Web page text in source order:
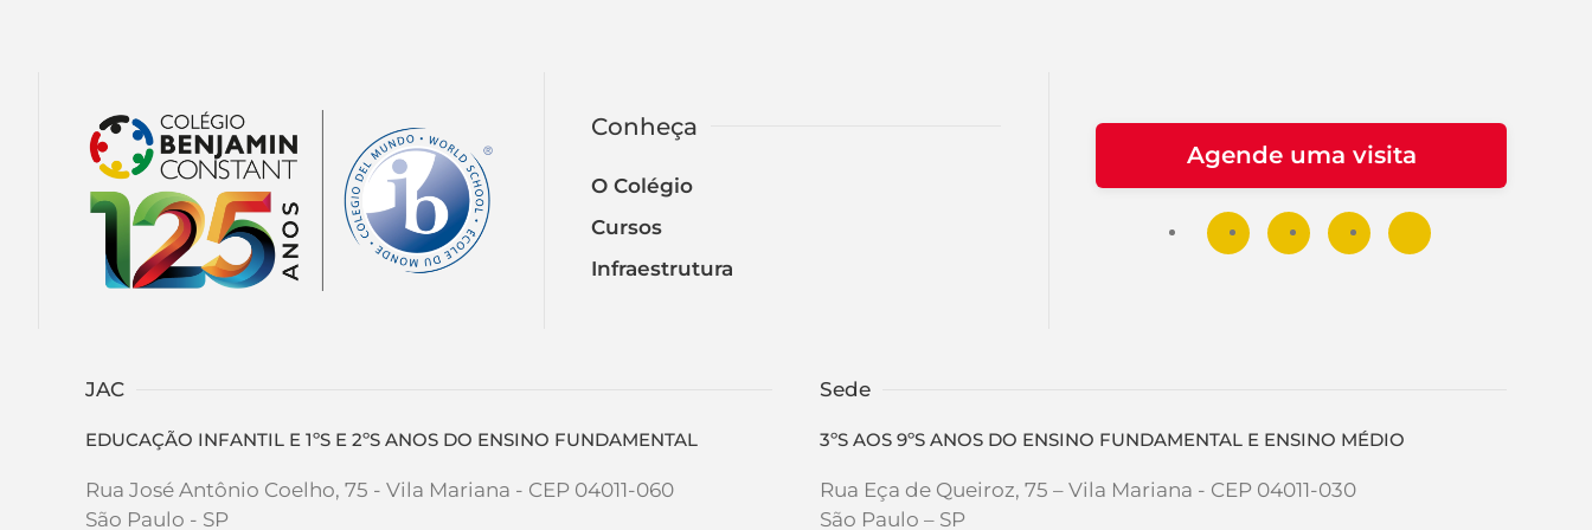
Conheça
O Colégio
Cursos
Infraestrutura
Agende uma visita
JAC
EDUCAÇÃO INFANTIL E 1ºS E 2ºS ANOS DO ENSINO FUNDAMENTAL
Rua José Antônio Coelho, 75 - Vila Mariana - CEP 04011-060
São Paulo - SP
Sede
3ºS AOS 9ºS ANOS DO ENSINO FUNDAMENTAL E ENSINO MÉDIO
Rua Eça de Queiroz, 75 – Vila Mariana - CEP 04011-030
São Paulo – SP